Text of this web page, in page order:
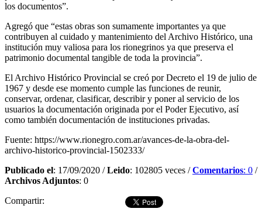
los documentos”.
Agregó que “estas obras son sumamente importantes ya que
contribuyen al cuidado y mantenimiento del Archivo Histórico, una
institución muy valiosa para los rionegrinos ya que preserva el
patrimonio documental tangible de toda la provincia”.
El Archivo Histórico Provincial se creó por Decreto el 19 de julio de
1967 y desde ese momento cumple las funciones de reunir,
conservar, ordenar, clasificar, describir y poner al servicio de los
usuarios la documentación originada por el Poder Ejecutivo, así
como también documentación de instituciones privadas.
Fuente: https://www.rionegro.com.ar/avances-de-la-obra-del-
archivo-historico-provincial-1502333/
Publicado el: 17/09/2020 /Leido: 102805 veces /Comentarios: 0 /
Archivos Adjuntos: 0
Compartir: